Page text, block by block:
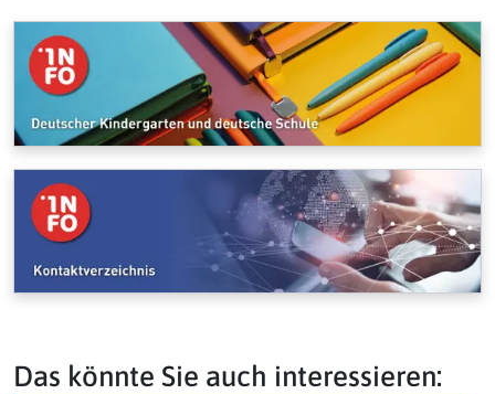
Das könnte Sie auch interessieren: